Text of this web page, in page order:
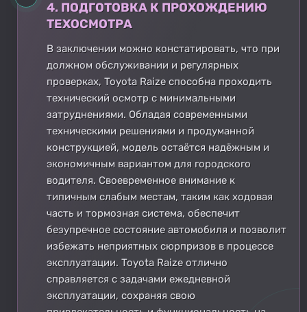
4. ПОДГОТОВКА К ПРОХОЖДЕНИЮ
ТЕХОСМОТРА
В заключении можно констатировать, что при
должном обслуживании и регулярных
проверках, Toyota Raize способна проходить
технический осмотр с минимальными
затруднениями. Обладая современными
техническими решениями и продуманной
конструкцией, модель остаётся надёжным и
экономичным вариантом для городского
водителя. Своевременное внимание к
типичным слабым местам, таким как ходовая
часть и тормозная система, обеспечит
безупречное состояние автомобиля и позволит
избежать неприятных сюрпризов в процессе
эксплуатации. Toyota Raize отлично
справляется с задачами ежедневной
эксплуатации, сохраняя свою